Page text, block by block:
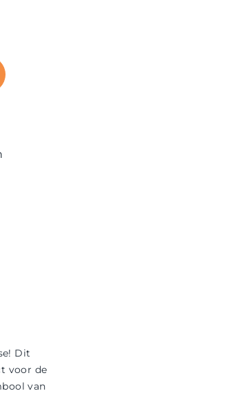
Dit
voor de
van